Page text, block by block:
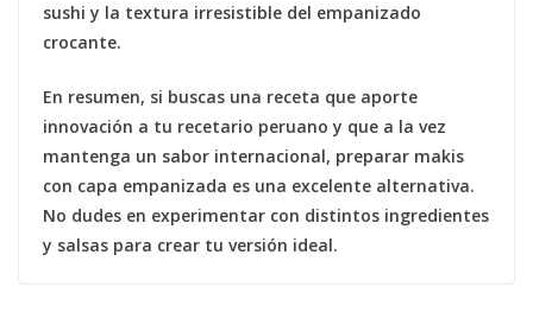
sushi y la textura irresistible del empanizado
crocante.
En resumen, si buscas una receta que aporte
innovación a tu recetario peruano y que a la vez
mantenga un sabor internacional, preparar makis
con capa empanizada es una excelente alternativa.
No dudes en experimentar con distintos ingredientes
y salsas para crear tu versión ideal.